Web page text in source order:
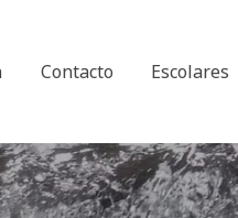
Contacto Escolares